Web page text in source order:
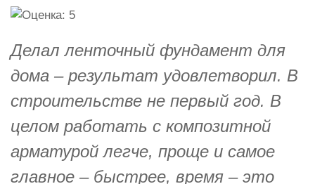
Делал ленточный фундамент для
дома – результат удовлетворил. В
строительстве не первый год. В
целом работать с композитной
арматурой легче, проще и самое
главное – быстрее, время – это